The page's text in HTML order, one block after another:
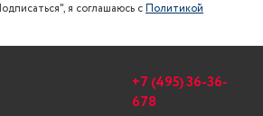
я соглашаюсь сПолитикой
+7 (495) 36-36-
678